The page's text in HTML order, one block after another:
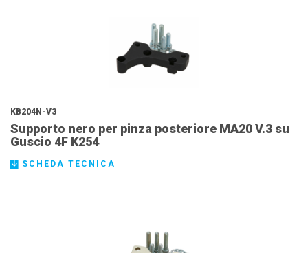
KB204N-V3
Supporto nero per pinza posteriore MA20 V.3 su
Guscio 4F K254
SCHEDA TECNICA